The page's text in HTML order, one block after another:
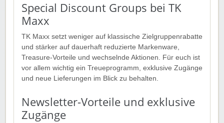
Special Discount Groups bei TK
Maxx
TK Maxx setzt weniger auf klassische Zielgruppenrabatte
und stärker auf dauerhaft reduzierte Markenware,
Treasure-Vorteile und wechselnde Aktionen. Für euch ist
vor allem wichtig ein Treueprogramm, exklusive Zugänge
und neue Lieferungen im Blick zu behalten.
Newsletter-Vorteile und exklusive
Zugänge